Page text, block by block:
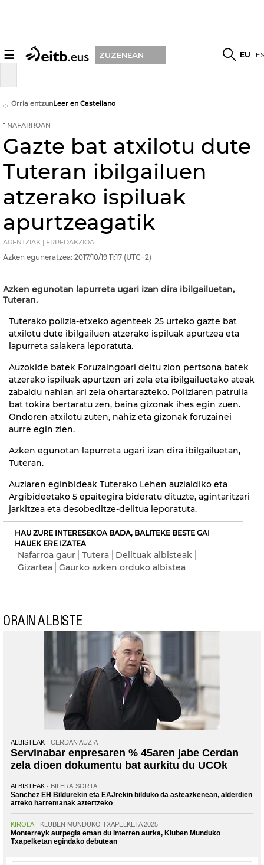
☰ ZUZENEAN EU
Orria entzunLeer en Castellano
NAFARROAN
Gazte bat atxilotu dute
Tuteran ibilgailuen
atzerako ispiluak
apurtzeagatik
AGENTZIAK | ERREDAKZIOA
Azken eguneratzea: 2017/10/19 11:17 (UTC+2)
Azken egunotan lapurreta ugari izan dira ibilgailuetan,
Tuteran.
Tuterako polizia-etxeko agenteek 25 urteko gazte bat
atxilotu dute ibilgailuen atzerako ispiluak apurtzea eta
lapurreta saiakera leporatuta.
Auzokide batek Foruzaingoari deitu zion pertsona batek
atzerako ispiluak apurtzen ari zela eta ibilgailuetako ateak
zabaldu nahian ari zela ohartarazteko. Poliziaren patruila
bat tokira bertaratu zen, baina gizonak ihes egin zuen.
Ondoren atxilotu zuten, nahiz eta gizonak foruzainei
aurre egin zien.
Azken egunotan lapurreta ugari izan dira ibilgailuetan,
Tuteran.
Auziaren eginbideak Tuterako Lehen auzialdiko eta
Argibideetako 5 epaitegira bideratu dituzte, agintaritzari
jarkitzea eta desobeditze-delitua leporatuta.
HAU ZURE INTERESEKOA BADA, BALITEKE BESTE GAI
HAUEK ERE IZATEA
Nafarroa gaur Tutera
Delituak albisteak
Gizartea
Gaurko azken orduko albistea
ORAIN ALBISTE
ALBISTEAK CERDAN AUZIA
Servinabar enpresaren % 45aren jabe Cerdan
zela dioen dokumentu bat aurkitu du UCOk
ALBISTEAK BILERA-SORTA
Sanchez EH Bildurekin eta EAJrekin bilduko da asteazkenean, alderdien
arteko harremanak aztertzeko
KIROLA KLUBEN MUNDUKO TXAPELKETA 2025
Monterreyk aurpegia eman du Interren aurka, Kluben Munduko
Txapelketan egindako debutean